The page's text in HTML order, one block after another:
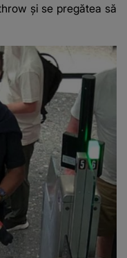
și se pregătea să